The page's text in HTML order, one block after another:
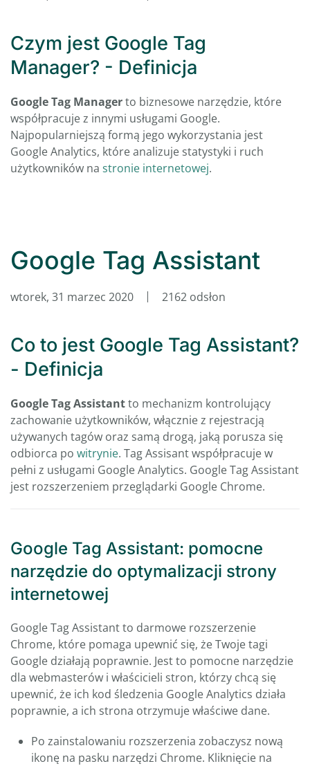
Czym jest Google Tag
Manager? - Definicja
Google Tag Managerto biznesowe narzędzie, które
współpracuje z innymi usługami Google.
Najpopularniejszą formą jego wykorzystania jest
Google Analytics, które analizuje statystyki i ruch
użytkowników na stronie internetowej.
Google Tag Assistant
wtorek, 31 marzec 2020 2162 odsłon
Co to jest Google Tag Assistant?
- Definicja
Google Tag Assistantto mechanizm kontrolujący
zachowanie użytkowników, włącznie z rejestracją
używanych tagów oraz samą drogą, jaką porusza się
odbiorca po witrynie. Tag Assisant współpracuje w
pełni z usługami Google Analytics. Google Tag Assistant
jest rozszerzeniem przeglądarki Google Chrome.
Google Tag Assistant: pomocne
narzędzie do optymalizacji strony
internetowej
Google Tag Assistant to darmowe rozszerzenie
Chrome, które pomaga upewnić się, że Twoje tagi
Google działają poprawnie. Jest to pomocne narzędzie
dla webmasterów i właścicieli stron, którzy chcą się
upewnić, że ich kod śledzenia Google Analytics działa
poprawnie, a ich strona otrzymuje właściwe dane.
Po zainstalowaniu rozszerzenia zobaczysz nową
ikonę na pasku narzędzi Chrome. Kliknięcie na